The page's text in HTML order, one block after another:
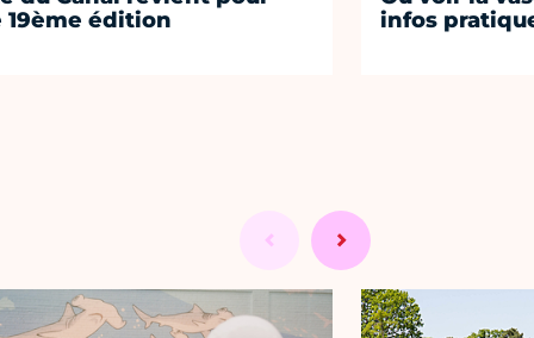
19ème édition
infos